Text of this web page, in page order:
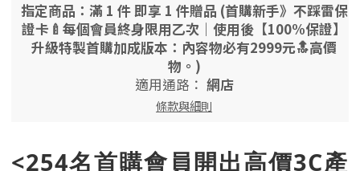
指定商品：滿 1 件 即享 1 件贈品 (首購新手》不踩雷保
證卡🍼每個會員終身限用乙次｜使用後【100%保證】
升級特製首購加成版本：內容物必有2999元🔝高價
物。)
適用通路： 網店
條款與細則
<254名首購會員開出高價3C產